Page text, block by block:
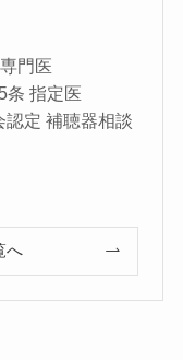
門医
条 指定医
認定 補聴器相談
へ